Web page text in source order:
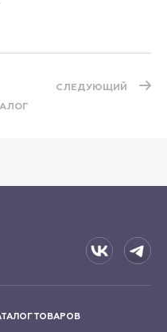
СЛЕДУЮЩИЙ
ТОВАРОВ